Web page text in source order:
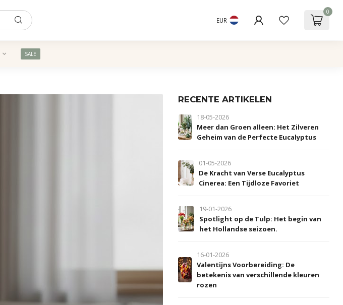
EUR
0
SALE
RECENTE ARTIKELEN
18-05-2026
Meer dan Groen alleen: Het Zilveren
Geheim van de Perfecte Eucalyptus
01-05-2026
De Kracht van Verse Eucalyptus
Cinerea: Een Tijdloze Favoriet
19-01-2026
Spotlight op de Tulp: Het begin van
het Hollandse seizoen.
16-01-2026
Valentijns Voorbereiding: De
betekenis van verschillende kleuren
rozen